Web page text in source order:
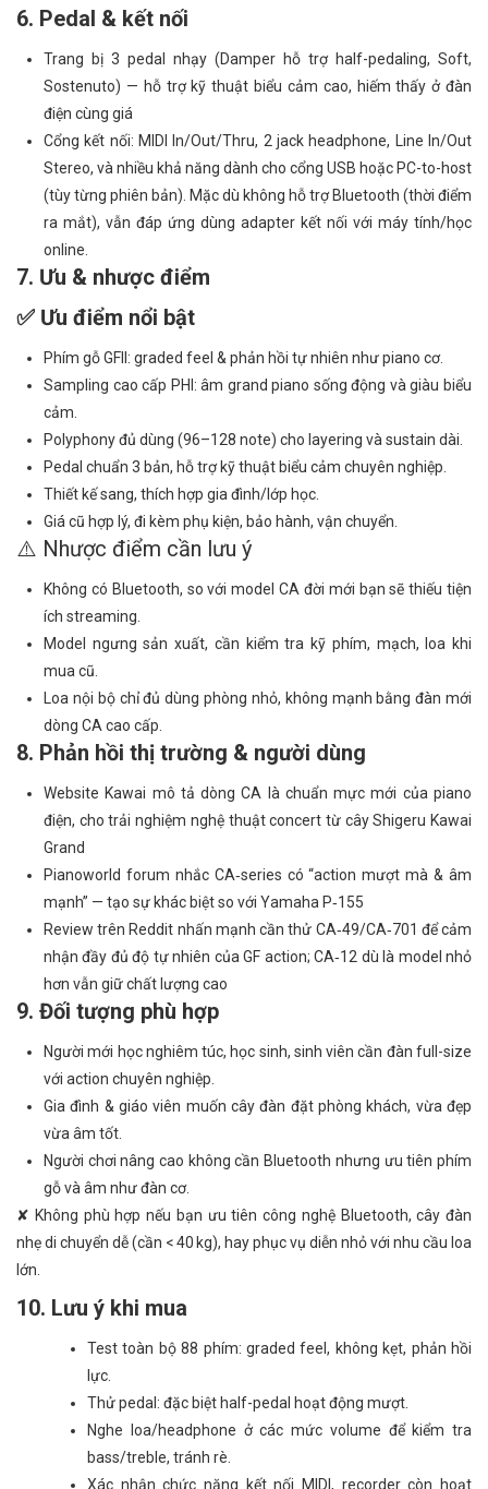
6. Pedal & kết nối
Trang bị 3 pedal nhạy (Damper hỗ trợ half-pedaling, Soft,
Sostenuto) — hỗ trợ kỹ thuật biểu cảm cao, hiếm thấy ở đàn
điện cùng giá
Cổng kết nối: MIDI In/Out/Thru, 2 jack headphone, Line In/Out
Stereo, và nhiều khả năng dành cho cổng USB hoặc PC-to-host
(tùy từng phiên bản). Mặc dù không hỗ trợ Bluetooth (thời điểm
ra mắt), vẫn đáp ứng dùng adapter kết nối với máy tính/học
online.
7. Ưu & nhược điểm
✅ Ưu điểm nổi bật
Phím gỗ GFII: graded feel & phản hồi tự nhiên như piano cơ.
Sampling cao cấp PHI: âm grand piano sống động và giàu biểu
cảm.
Polyphony đủ dùng (96–128 note) cho layering và sustain dài.
Pedal chuẩn 3 bản, hỗ trợ kỹ thuật biểu cảm chuyên nghiệp.
Thiết kế sang, thích hợp gia đình/lớp học.
Giá cũ hợp lý, đi kèm phụ kiện, bảo hành, vận chuyển.
⚠️ Nhược điểm cần lưu ý
Không có Bluetooth, so với model CA đời mới bạn sẽ thiếu tiện
ích streaming.
Model ngưng sản xuất, cần kiểm tra kỹ phím, mạch, loa khi
mua cũ.
Loa nội bộ chỉ đủ dùng phòng nhỏ, không mạnh bằng đàn mới
dòng CA cao cấp.
8. Phản hồi thị trường & người dùng
Website Kawai mô tả dòng CA là chuẩn mực mới của piano
điện, cho trải nghiệm nghệ thuật concert từ cây Shigeru Kawai
Grand
Pianoworld forum nhắc CA‑series có “action mượt mà & âm
mạnh” — tạo sự khác biệt so với Yamaha P‑155
Review trên Reddit nhấn mạnh cần thử CA‑49/CA‑701 để cảm
nhận đầy đủ độ tự nhiên của GF action; CA‑12 dù là model nhỏ
hơn vẫn giữ chất lượng cao
9. Đối tượng phù hợp
Người mới học nghiêm túc, học sinh, sinh viên cần đàn full-size
với action chuyên nghiệp.
Gia đình & giáo viên muốn cây đàn đặt phòng khách, vừa đẹp
vừa âm tốt.
Người chơi nâng cao không cần Bluetooth nhưng ưu tiên phím
gỗ và âm như đàn cơ.
✘ Không phù hợp nếu bạn ưu tiên công nghệ Bluetooth, cây đàn
nhẹ di chuyển dễ (cần < 40 kg), hay phục vụ diễn nhỏ với nhu cầu loa
lớn.
10. Lưu ý khi mua
Test toàn bộ 88 phím: graded feel, không kẹt, phản hồi
lực.
Thử pedal: đặc biệt half-pedal hoạt động mượt.
Nghe loa/headphone ở các mức volume để kiểm tra
bass/treble, tránh rè.
Xác nhận chức năng kết nối MIDI, recorder còn hoạt